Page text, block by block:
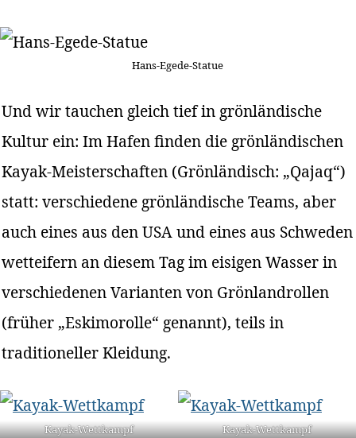
Hans-Egede-Statue
Und wir tauchen gleich tief in grönländische
Kultur ein: Im Hafen finden die grönländischen
Kayak-Meisterschaften (Grönländisch: „Qajaq“)
statt: verschiedene grönländische Teams, aber
auch eines aus den USA und eines aus Schweden
wetteifern an diesem Tag im eisigen Wasser in
verschiedenen Varianten von Grönlandrollen
(früher „Eskimorolle“ genannt), teils in
traditioneller Kleidung.
Kayak-Wettkampf Kayak-Wettkampf